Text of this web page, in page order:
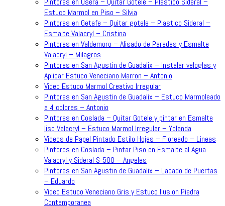
Estuco Marmol en Piso – Silvia
Pintores en Getafe – Quitar gotele – Plastico Sideral –
Esmalte Valacryl – Cristina
Pintores en Valdemoro – Alisado de Paredes y Esmalte
Valacryl – Milagros
Pintores en San Agustin de Guadalix – Instalar veloglas y
Aplicar Estuco Veneciano Marron – Antonio
Video Estuco Marmol Creativo Irregular
Pintores en San Agustin de Guadalix – Estuco Marmoleado
a 4 colores – Antonio
Pintores en Coslada – Quitar Gotele y pintar en Esmalte
liso Valacryl – Estuco Marmol Irregular – Yolanda
Videos de Papel Pintado Estilo Hojas – Floreado – Lineas
Pintores en Coslada – Pintar Piso en Esmalte al Agua
Valacryl y Sideral S-500 – Angeles
Pintores en San Agustin de Guadalix – Lacado de Puertas
– Eduardo
Video Estuco Veneciano Gris y Estuco Ilusion Piedra
Contemporanea